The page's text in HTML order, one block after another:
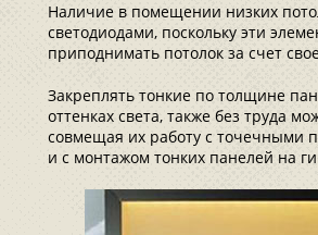
Наличие в помещении низких
светодиодами, поскольку эти
приподнимать потолок за счет
Закреплять тонкие по толщине
оттенках света, также без труда
совмещая их работу с точечными
и с монтажом тонких панелей на